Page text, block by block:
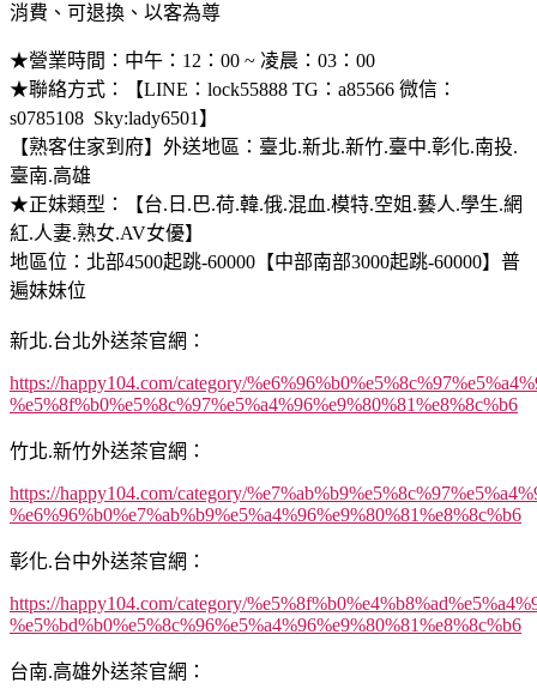
消費、可退換、以客為尊
★營業時間：中午：12：00 ~ 凌晨：03：00
★聯絡方式：【LINE：lock55888 TG：a85566 微信：
s0785108 Sky:lady6501】
【熟客住家到府】外送地區：臺北.新北.新竹.臺中.彰化.南投.
臺南.高雄
★正妹類型：【台.日.巴.荷.韓.俄.混血.模特.空姐.藝人.學生.網
紅.人妻.熟女.AV女優】
地區位：北部4500起跳-60000【中部南部3000起跳-60000】普
遍妹妹位
新北.台北外送茶官網：
https://happy104.com/category/
%e5%8f%b0%e5%8c%97%e5%a4%96%e9%80%81%e8%8c%b6
竹北.新竹外送茶官網：
https://happy104.com/category/
%e6%96%b0%e7%ab%b9%e5%a4%96%e9%80%81%e8%8c%b6
彰化.台中外送茶官網：
https://happy104.com/category/
%e5%bd%b0%e5%8c%96%e5%a4%96%e9%80%81%e8%8c%b6
台南.高雄外送茶官網：